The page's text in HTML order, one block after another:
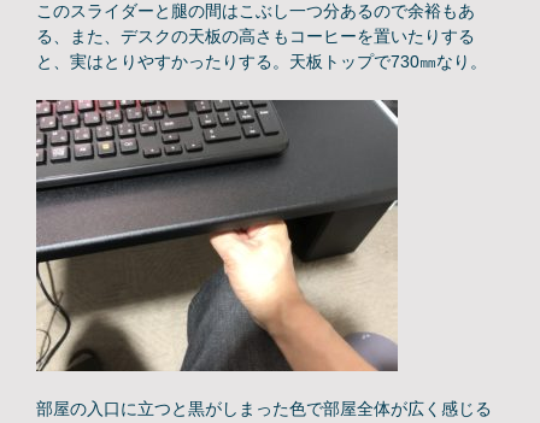
このスライダーと腿の間はこぶし一つ分あるので余裕もあ
る、また、デスクの天板の高さもコーヒーを置いたりする
と、実はとりやすかったりする。天板トップで730㎜なり。
部屋の入口に立つと黒がしまった色で部屋全体が広く感じる